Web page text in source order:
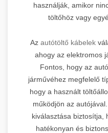
használják, amikor
töltőhöz vagy
Az autótöltő kábelek
ahogy az elektromos
Fontos, hogy az
járművéhez megfelelő
hogy a használt
működjön az
kiválasztása biztosítja,
hatékonyan és